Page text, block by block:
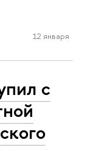
12 января
с